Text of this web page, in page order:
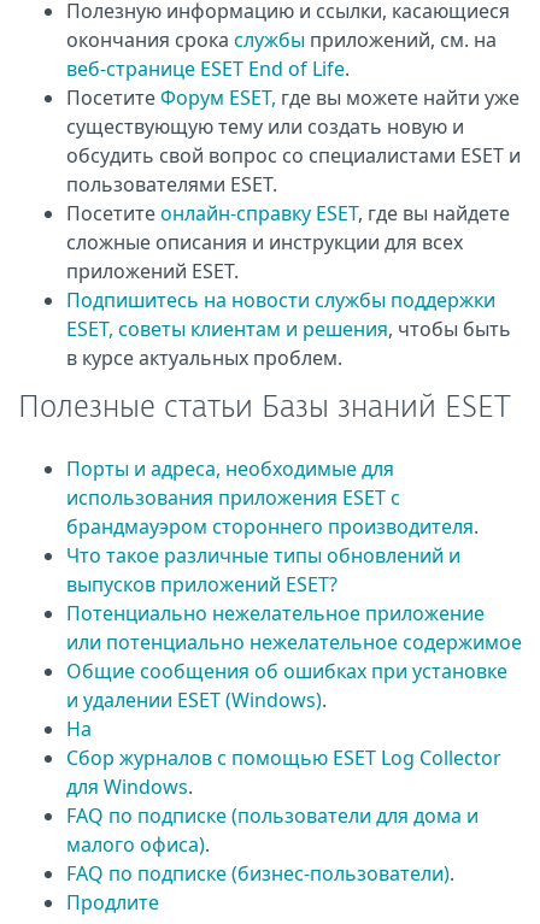
Полезную информацию и ссылки, касающиеся
окончания срока службы приложений, см. на
веб-странице ESET End of Life.
ПосетитеФорум ESET, где вы можете найти уже
существующую тему или создать новую и
обсудить свой вопрос со специалистами ESET и
пользователями ESET.
Посетитеонлайн-справку ESET, где вы найдете
сложные описания и инструкции для всех
приложений ESET.
Подпишитесь на новости службы поддержки
ESET, советы клиентам и решения, чтобы быть
в курсе актуальных проблем.
Полезные статьи Базы знаний ESET
Порты и адреса, необходимые для
использования приложения ESET с
брандмауэром стороннего производителя.
Что такое различные типы обновлений и
выпусков приложений ESET?
Потенциально нежелательное приложение
или потенциально нежелательное содержимое
Общие сообщения об ошибках при установке
и удалении ESET (Windows).
На
Сбор журналов с помощью ESET Log Collector
для Windows.
FAQ по подписке (пользователи для дома и
малого офиса).
FAQ по подписке (бизнес-пользователи).
Продлите